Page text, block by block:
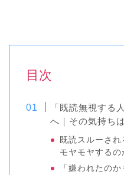
目次
「既読無視する
へ｜その気持ち
既読スルーされ
モヤモヤするの
「嫌われたの